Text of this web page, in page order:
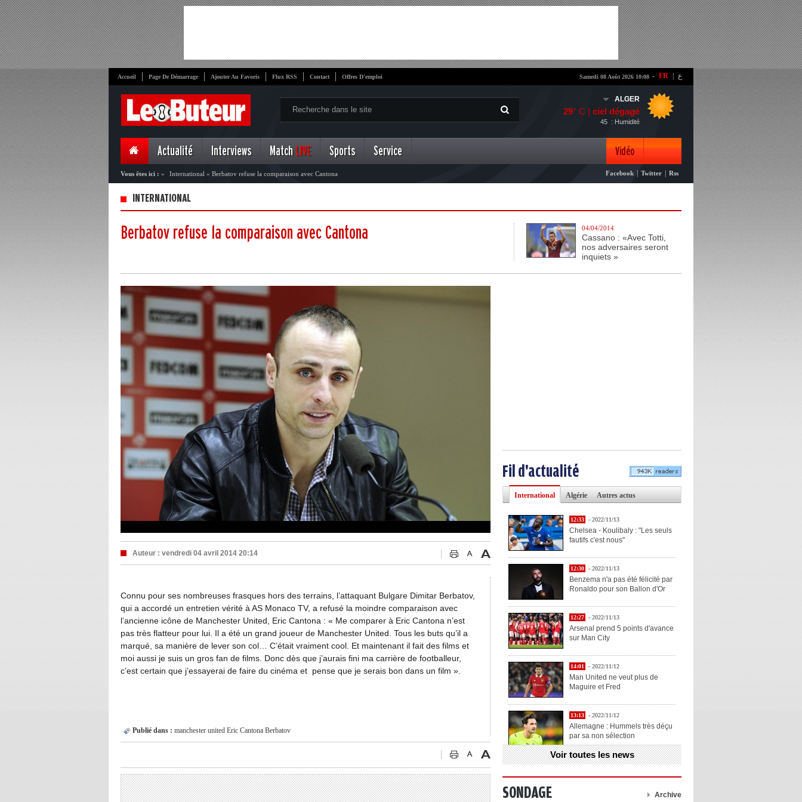
- FR ع Accueil Page De Démarrage Ajouter Au Favoris Flux RSS Contact Offres D'emploi Samedi 08 Août 2026 10:08
ALGER
29° C | ciel dégagé
: Humidité
45
Actualité Interviews Match LIVE Sports Service Vidéo
Photo
Vous êtes ici : » International » Berbatov refuse la comparaison avec Cantona Facebook Twitter Rss
INTERNATIONAL
Berbatov refuse la comparaison avec Cantona 04/04/2014
Cassano : «Avec Totti,
nos adversaires seront
inquiets »
Auteur : vendredi 04 avril 2014 20:14
Connu pour ses nombreuses frasques hors des terrains, l’attaquant Bulgare Dimitar Berbatov,
qui a accordé un entretien vérité à AS Monaco TV, a refusé la moindre comparaison avec
l’ancienne icône de Manchester United, Eric Cantona : « Me comparer à Eric Cantona n’est
pas très flatteur pour lui. Il a été un grand joueur de Manchester United. Tous les buts qu’il a
marqué, sa manière de lever son col… C’était vraiment cool. Et maintenant il fait des films et
moi aussi je suis un gros fan de films. Donc dès que j’aurais fini ma carrière de footballeur,
c’est certain que j’essayerai de faire du cinéma et pense que je serais bon dans un film ».
Publié dans : manchester united Eric Cantona Berbatov
Fil d'actualité
International Algérie Autres actus
12:33 - 2022/11/13
Chelsea - Koulibaly : "Les seuls
fautifs c'est nous"
12:30 - 2022/11/13
Benzema n'a pas été félicité par
Ronaldo pour son Ballon d'Or
12:27 - 2022/11/13
Arsenal prend 5 points d'avance
sur Man City
14:01 - 2022/11/12
Man United ne veut plus de
Maguire et Fred
13:13 - 2022/11/12
Allemagne : Hummels très déçu
par sa non sélection
13:11 - 2022/11/12
Henry explique la chose qu'il
Voir toutes les news
SONDAGE Archive